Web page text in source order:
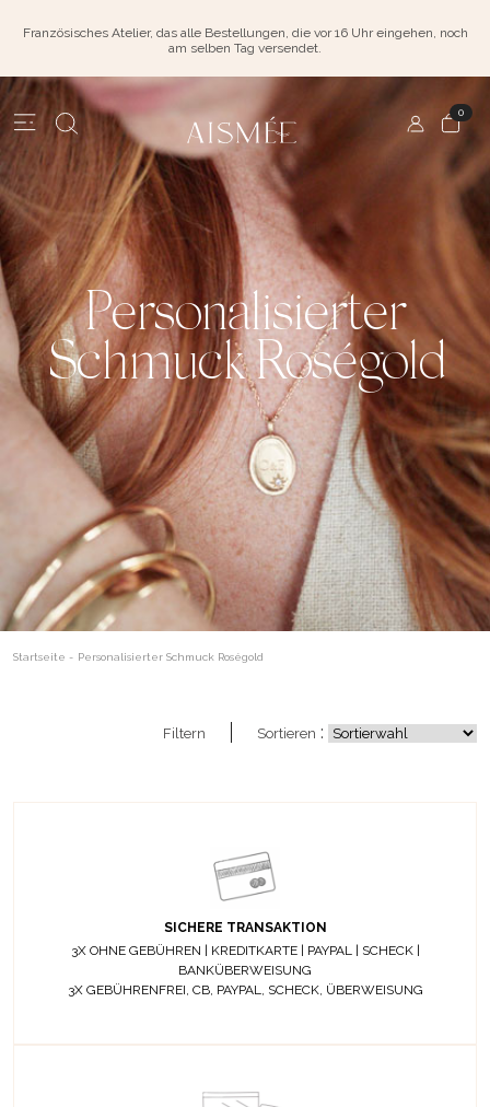
Französisches Atelier, das alle Bestellungen, die vor 16 Uhr eingehen, noch
am selben Tag versendet.
0
Personalisierter
Schmuck Roségold
Startseite - Personalisierter Schmuck Roségold
Filtern Sortieren :
SICHERE TRANSAKTION
3X OHNE GEBÜHREN | KREDITKARTE | PAYPAL | SCHECK |
BANKÜBERWEISUNG
3X GEBÜHRENFREI, CB, PAYPAL, SCHECK, ÜBERWEISUNG